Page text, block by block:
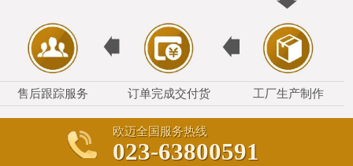
售后跟踪服务 订单完成交付货 工厂生产制作
欧迈全国服务热线
023-63800591